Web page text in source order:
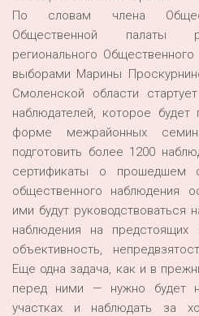
По словам члена
Общественной палаты
регионального
выборами Марины
Смоленской области
наблюдателей, которое
форме межрайонных
подготовить более 1200
сертификаты о прошедшем
общественного наблюдения
ими будут руководствоваться
наблюдения на
объективность,
Еще одна задача, как и в
перед ними — нужно будет
участках и наблюдать за